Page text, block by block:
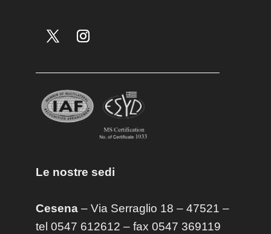
Le nostre sedi
Cesena– Via Serraglio 18 – 47521 –
tel 0547 612612 – fax 0547 369119